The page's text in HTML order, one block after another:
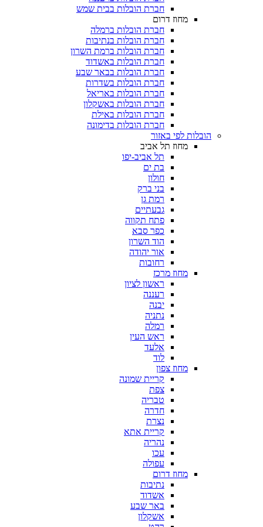
חברת הובלות בבית שמש
מחוז דרום
חברת הובלות ברמלה
חברת הובלות בנתיבות
חברת הובלות ברמת השרון
חברת הובלות באשדוד
חברת הובלות בבאר שבע
חברת הובלות בשדרות
חברת הובלות באריאל
חברת הובלות באשקלון
חברת הובלות באילת
חברת הובלות בדימונה
הובלות לפי באזור
מחוז תל אביב
תל אביב-יפו
בת ים
חולון
בני ברק
רמת גן
גבעתיים
פתח תקווה
כפר סבא
הוד השרון
אור יהודה
רחובות
מחוז מרכז
ראשון לציון
רעננה
יבנה
נתניה
רמלה
ראש העין
אלעד
לוד
מחוז צפון
קריית שמונה
צפת
טבריה
חדרה
נצרת
קריית אתא
נהריה
עכו
עפולה
מחוז דרום
נתיבות
אשדוד
באר שבע
אשקלון